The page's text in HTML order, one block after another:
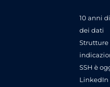
10 anni
dei dati
Strutture
SSH è
LinkedIn